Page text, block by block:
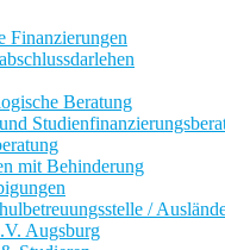
Finanzierungen
Beratung
mit Behinderung
/
Augsburg